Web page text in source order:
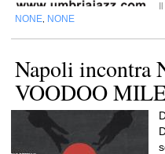
NONE NONE
Napoli incontra
VOODOO